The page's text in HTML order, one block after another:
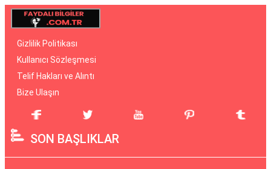
Gizlilik Politikası
Kullanıcı Sözleşmesi
Telif Hakları ve Alıntı
Bize Ulaşın
SON BAŞLIKLAR